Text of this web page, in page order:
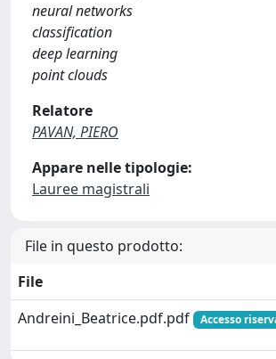
neural networks
classification
deep learning
point clouds
Relatore
PAVAN, PIERO
Appare nelle tipologie:
Lauree magistrali
File in questo prodotto:
File
Andreini_Beatrice.pdf.pdf
Accesso